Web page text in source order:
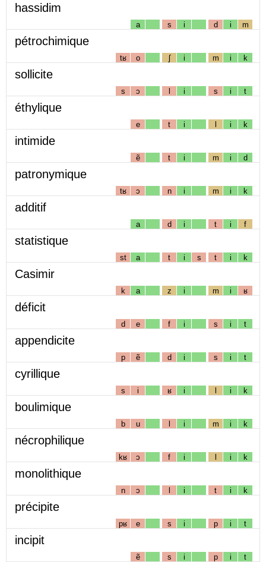
hassidim
a s i d i m
pétrochimique
tʁ o ʃ i m i k
sollicite
s ɔ l i s i t
éthylique
e t i l i k
intimide
ẽ t i m i d
patronymique
tʁ ɔ n i m i k
additif
a d i t i f
statistique
st a t i s t i k
Casimir
k a z i m i ʁ
déficit
d e f i s i t
appendicite
p ẽ d i s i t
cyrillique
s i ʁ i l i k
boulimique
b u l i m i k
nécrophilique
kʁ ɔ f i l i k
monolithique
n ɔ l i t i k
précipite
pʁ e s i p i t
incipit
ẽ s i p i t